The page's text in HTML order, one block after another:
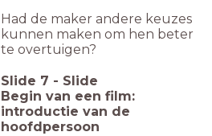
Had de maker andere keuzes
kunnen maken om hen beter
te overtuigen?
Slide 7 - Slide
Begin van een film:
introductie van de
hoofdpersoon